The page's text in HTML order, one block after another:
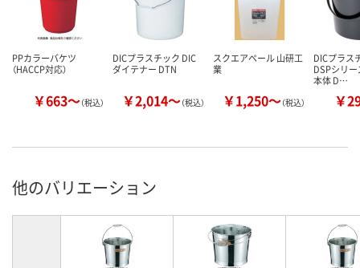
PPカラーバケツ
（HACCP対応）
￥663～（税込）
DICプラスチック DIC
ダイテナー DTN
￥2,014～（税込）
スクエアペール 山研工
業
￥1,250～（税込）
DICプラス
DSPシリ
本体 D…
￥
他のバリエーション